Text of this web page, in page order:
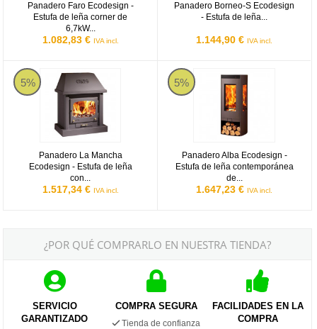
Panadero Faro Ecodesign -
Estufa de leña corner de
6,7kW...
1.082,83 € IVA incl.
Panadero Borneo-S Ecodesign
- Estufa de leña...
1.144,90 € IVA incl.
5%
Panadero La Mancha
Ecodesign - Estufa de leña
con...
1.517,34 € IVA incl.
Panadero La Mancha Ecodesign - Estufa de leña con chimeneas
5%
Panadero Alba Ecodesign -
Estufa de leña contemporánea
de...
1.647,23 € IVA incl.
Panadero Alba Ecodesign -
¿POR QUÉ COMPRARLO EN NUESTRA TIENDA?
SERVICIO
GARANTIZADO
COMPRA SEGURA
Tienda de confianza
FACILIDADES EN LA
COMPRA